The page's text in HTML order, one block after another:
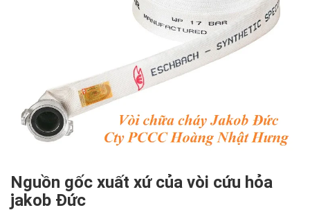
Nguồn gốc xuất xứ của vòi cứu hỏa
jakob Đức